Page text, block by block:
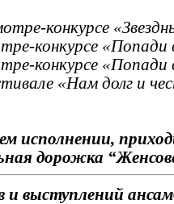
конкурсе
конкурсе «Попади
конкурсе «Попади
«Нам долг и
исполнении,
дорожка
и выступлений